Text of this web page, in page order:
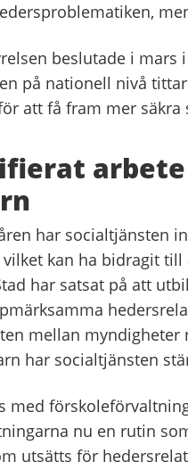
beslutade i mars
på nationell nivå
att få fram mer säkra
har socialtjänsten
kan ha bidragit
har satsat på att
mellan
har socialtjänsten
med
nu en rutin
utsätts för